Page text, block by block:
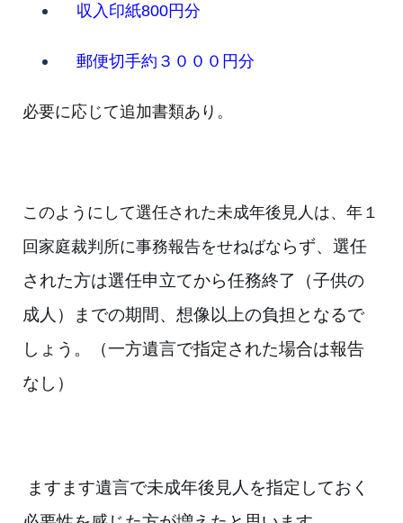
収入印紙800円分
郵便切手約３０００円分
必要に応じて追加書類あり。
このようにして選任された未成年後見人は、 年１
回 家庭裁判所に事務報告をせねばな らず、 選任
された方は選任申立てから任務終了（子供の
成人）までの期間、想像以 上の負担となるで
しょう。（一方遺言で指定された場合は報告
なし）
ますます遺言で未成年後見人を指定しておく